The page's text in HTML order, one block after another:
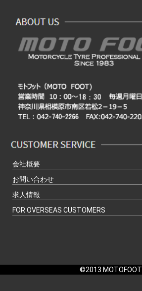
会社概要
お問い合わせ
求人情報
FOR OVERSEAS CUSTOMERS
©2013 MOTOFOOT